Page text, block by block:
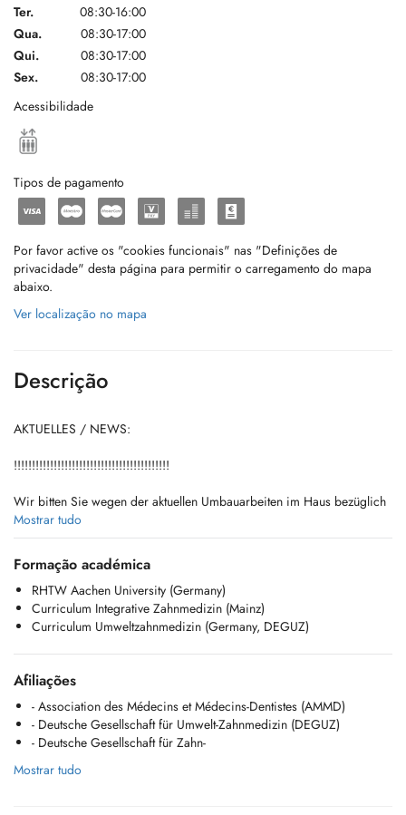
Ter.
08:30-16:00
Qua.
08:30-17:00
Qui.
08:30-17:00
Sex.
08:30-17:00
Acessibilidade
Tipos de pagamento
Por favor active os "cookies funcionais" nas "Definições de
privacidade" desta página para permitir o carregamento do mapa
abaixo.
Ver localização no mapa
Descrição
AKTUELLES / NEWS:
!!!!!!!!!!!!!!!!!!!!!!!!!!!!!!!!!!!!!!!!!!!
Wir bitten Sie wegen der aktuellen Umbauarbeiten im Haus bezüglich
der Lärmbelästigung vielmals um Entschuldigen und hoffen zusammen,
dass diese schnellstmöglich abgeschlossen werden.
We sincerely apologize for the current renovation work in the building
regarding noise pollution and hope that this will be completed as soon
as possible.
DE
Bei Frau Zahnärztin Frau Stephanie Blommaerts-Ebner können Termin
bei Ihr nur telefonisch oder per Mail ausgemacht werden. Sie kann
leider keine Neupatienten aufnnehmen. Die Online-Buchung hier kann
Notwendigkeit.
Mostrar tudo
Formação académica
RHTW Aachen University (Germany)
Curriculum Integrative Zahnmedizin (Mainz)
Curriculum Umweltzahnmedizin (Germany, DEGUZ)
Afiliações
- Association des Médecins et Médecins-Dentistes (AMMD)
- Deutsche Gesellschaft für Umwelt-Zahnmedizin (DEGUZ)
- Deutsche Gesellschaft für Zahn-
Mostrar tudo